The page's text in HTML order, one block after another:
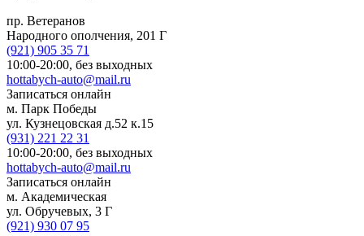
пр. Ветеранов
Народного ополчения, 201 Г
(921) 905 35 71
10:00-20:00, без выходных
hottabych-auto@mail.ru
Записаться онлайн
м. Парк Победы
ул. Кузнецовская д.52 к.15
(931) 221 22 31
10:00-20:00, без выходных
hottabych-auto@mail.ru
Записаться онлайн
м. Академическая
ул. Обручевых, 3 Г
(921) 930 07 95